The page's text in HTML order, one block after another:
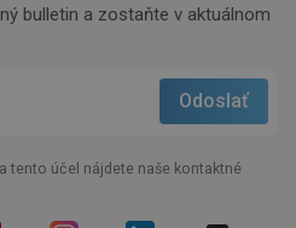
bulletin a zostaňte v aktuálnom
tento účel nájdete naše kontaktné